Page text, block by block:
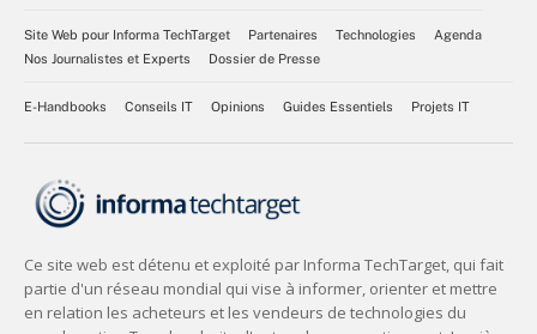
Site Web pour Informa TechTarget Partenaires Technologies
Agenda
Nos Journalistes et Experts
Dossier de Presse
E-Handbooks Conseils IT Opinions Guides Essentiels Projets IT